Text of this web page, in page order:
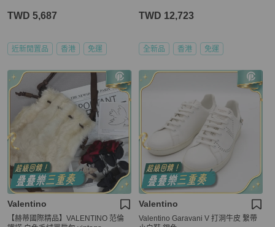
TWD 5,687
近新閒置品 香港 免運
TWD 12,723
全新品 香港 免運
Valentino
【赫蒂國際精品】VALENTINO 范倫
Valentino
Valentino Garavani V 打洞牛皮 繫帶